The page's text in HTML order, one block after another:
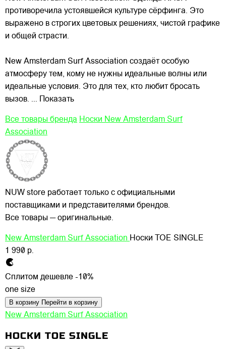
противоречила устоявшейся культуре сёрфинга. Это
выражено в строгих цветовых решениях, чистой графике
и общей страсти.
New Amsterdam Surf Association создаёт особую
атмосферу тем, кому не нужны идеальные волны или
идеальные условия. Это для тех, кто любит бросать
вызов. ... Показать
Все товары бренда Носки New Amsterdam Surf
Association
NUW store работает только с официальными
поставщиками и представителями брендов.
Все товары — оригинальные.
New Amsterdam Surf Association Носки TOE SINGLE
1 990 р.
Сплитом дешевле -10%
one size
В корзину Перейти в корзину
New Amsterdam Surf Association
НОСКИ TOE SINGLE